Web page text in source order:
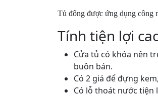
Tủ đông được ứng dụng công
Tính tiện lợi
Cửa tủ có khóa nên
buôn bán.
Có 2 giá để đựng
Có lỗ thoát nước tiện